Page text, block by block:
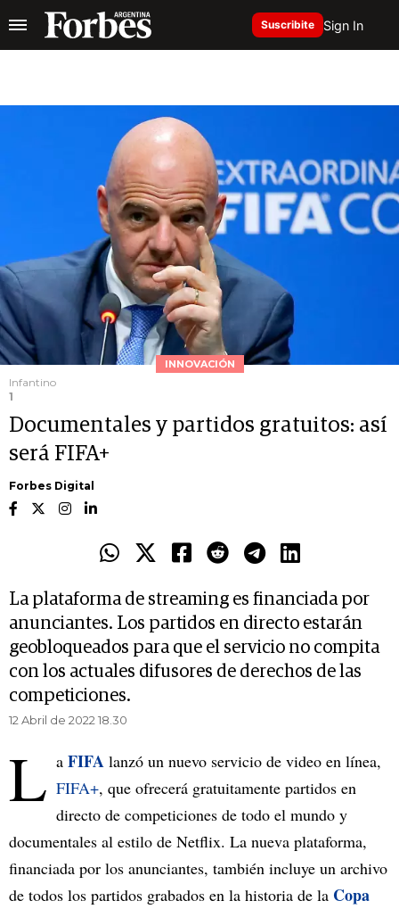
Suscribite Sign In
INNOVACIÓN
Infantino
1
Documentales y partidos gratuitos: así
será FIFA+
Forbes Digital
La plataforma de streaming es financiada por
anunciantes. Los partidos en directo estarán
geobloqueados para que el servicio no compita
con los actuales difusores de derechos de las
competiciones.
12 Abril de 2022 18.30
L a FIFA lanzó un nuevo servicio de video en línea,
FIFA+, que ofrecerá gratuitamente partidos en
directo de competiciones de todo el mundo y
documentales al estilo de Netflix. La nueva plataforma,
financiada por los anunciantes, también incluye un archivo
de todos los partidos grabados en la historia de la Copa